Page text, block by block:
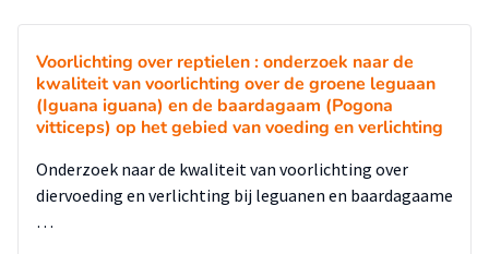
Voorlichting over reptielen : onderzoek naar de
kwaliteit van voorlichting over de groene leguaan
(Iguana iguana) en de baardagaam (Pogona
vitticeps) op het gebied van voeding en verlichting
Onderzoek naar de kwaliteit van voorlichting over
diervoeding en verlichting bij leguanen en baardagaame
…